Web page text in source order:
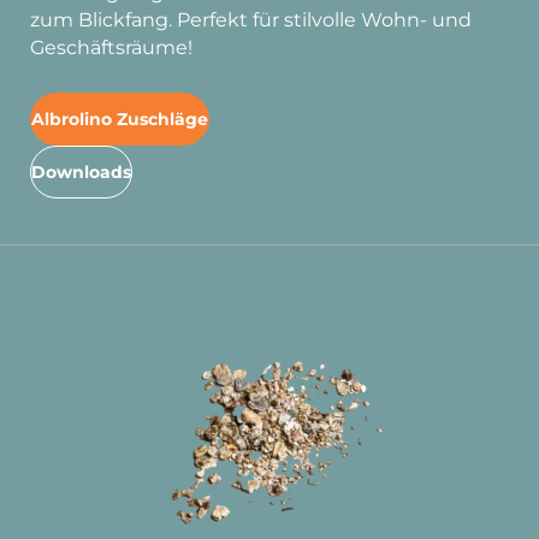
zum Blickfang. Perfekt für stilvolle Wohn- und
Geschäftsräume!
Albrolino Zuschläge
Downloads